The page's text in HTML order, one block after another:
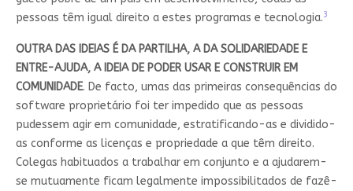
pessoas têm igual direito a estes programas e tecnologia.3
OUTRA DAS IDEIAS É DA PARTILHA, A DA SOLIDARIEDADE E
ENTRE-AJUDA, A IDEIA DE PODER USAR E CONSTRUIR EM
COMUNIDADE. De facto, umas das primeiras consequências do
software proprietário foi ter impedido que as pessoas
pudessem agir em comunidade, estratificando-as e dividido-
as conforme as licenças e propriedade a que têm direito.
Colegas habituados a trabalhar em conjunto e a ajudarem-
se mutuamente ficam legalmente impossibilitados de fazê-